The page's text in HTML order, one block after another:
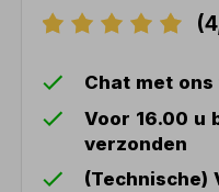
Chat met
Voor 16.00 u
verzonden
(Technische)